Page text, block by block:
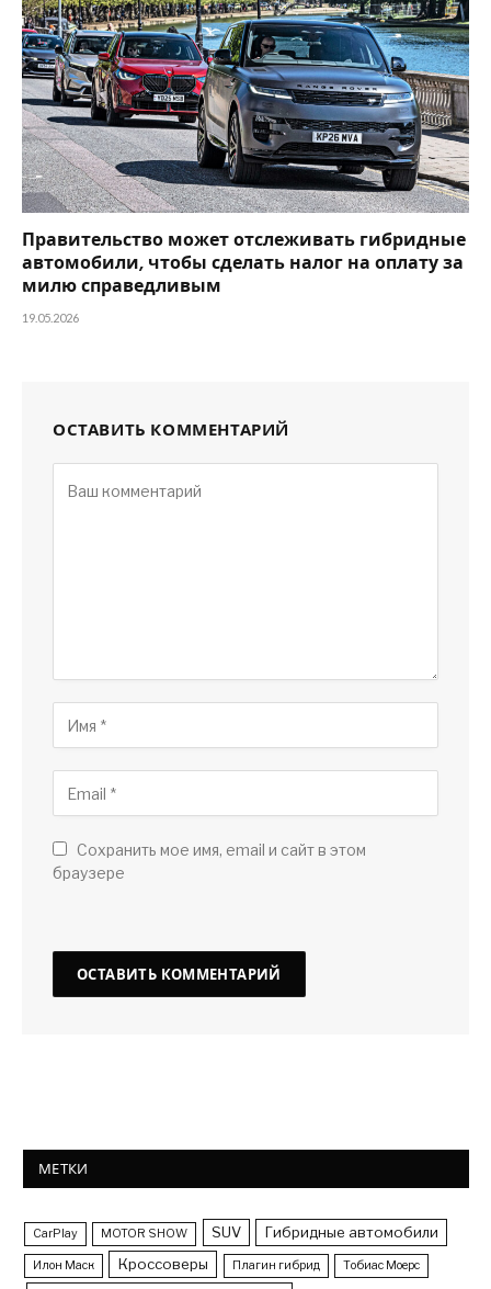
Правительство может отслеживать гибридные
автомобили, чтобы сделать налог на оплату за
милю справедливым
19.05.2026
ОСТАВИТЬ КОММЕНТАРИЙ
Сохранить мое имя, email и сайт в этом
браузере
МЕТКИ
CarPlay MOTOR SHOW SUV Гибридные автомобили
Илон Маск Кроссоверы Плагин гибрид Тобиас Моерс